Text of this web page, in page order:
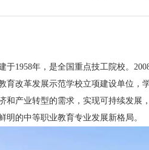
于1958年，是全国重点技工院校。
育改革发展示范学校立项建设单位，
和产业转型的需求，实现可持续发
明的中等职业教育专业发展新格局。